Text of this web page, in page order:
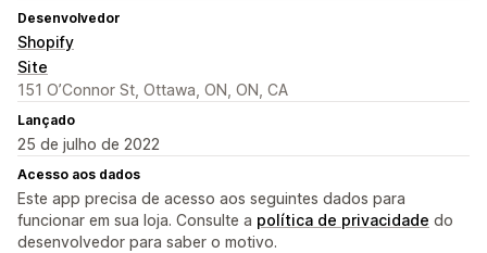
Desenvolvedor
Shopify
Site
151 O’Connor St, Ottawa, ON, ON, CA
Lançado
25 de julho de 2022
Acesso aos dados
Este app precisa de acesso aos seguintes dados para
funcionar em sua loja. Consulte a política de privacidade do
desenvolvedor para saber o motivo.